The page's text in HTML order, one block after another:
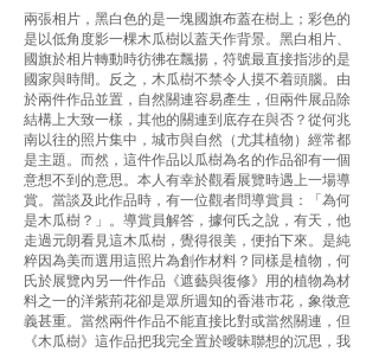
兩張相片，黑白色的是一塊國旗布蓋在樹上；彩色的
是以低角度影一棵木瓜樹以蓋天作背景。黑白相片、
國旗於相片轉動時彷彿在飄揚，符號最直接指涉的是
國家與時間。反之，木瓜樹不禁令人摸不着頭腦。由
於兩件作品並置，自然關連容易產生，但兩件展品除
結構上大致一樣，其他的關連到底存在與否？從何兆
南以往的照片集中，城市與自然（尤其植物）經常都
是主題。而然，這件作品以瓜樹為名的作品卻有一個
意想不到的意思。本人有幸於觀看展覽時遇上一場導
賞。當談及此作品時，有一位觀者問導賞員：「為何
是木瓜樹？」。導賞員解答，據何氏之說，有天，他
走過元朗看見這木瓜樹，覺得很美，便拍下來。是純
粹因為美而選用這照片為創作材料？同樣是植物，何
氏於展覽內另一件作品《遮藝與復修》用的植物為材
料之一的洋紫荊花卻是眾所週知的香港市花，象徵意
義甚重。當然兩件作品不能直接比對或當然關連，但
《木瓜樹》這作品把我完全置於曖昧聯想的沉思，我